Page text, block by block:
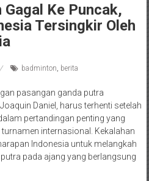
Ke Puncak,
Tersingkir Oleh
badminton berita
pasangan ganda putra
Daniel, harus terhenti setelah
pertandingan penting yang
internasional. Kekalahan
Indonesia untuk melangkah
pada ajang yang berlangsung